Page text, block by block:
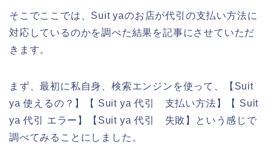
そこでここでは、Suit yaのお店が代引の支払い方法に
対応しているのかを調べた結果を記事にさせていただ
きます。
まず、最初に私自身、検索エンジンを使って、【Suit
ya 使えるの？】【 Suit ya 代引 支払い方法】【 Suit
ya 代引 エラー】【Suit ya 代引 失敗】という感じで
調べてみることにしました。